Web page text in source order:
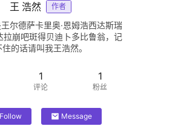
王 浩然 作者
尔德萨卡里奥·恩姆浩西达斯瑞
拉崩吧斑得贝迪卜多比鲁翁，记
住的话请叫我王浩然。
1
评论
1
粉丝
Follow Message